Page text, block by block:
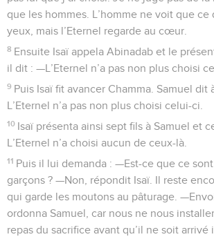
que les hommes. L’homme ne voit que ce
yeux, mais l’Eternel regarde au cœur.
8 Ensuite Isaï appela Abinadab et le
il dit : —L’Eternel n’a pas non plus choisi
9 Puis Isaï fit avancer Chamma. Samuel dit
L’Eternel n’a pas non plus choisi celui-ci.
10 Isaï présenta ainsi sept fils à Samuel et
L’Eternel n’a choisi aucun de ceux-là.
11 Puis il lui demanda : —Est-ce que ce
garçons ? —Non, répondit Isaï. Il reste
qui garde les moutons au pâturage.
ordonna Samuel, car nous ne nous
repas du sacrifice avant qu’il ne soit arrivé